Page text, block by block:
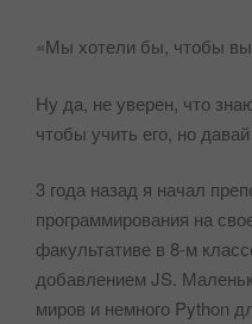
«Мы хотели бы, чтобы вы
Ну да, не уверен, что
чтобы учить его, но
3 года назад я начал
программирования на
факультативе в 8-м
добавлением JS.
миров и немного Python